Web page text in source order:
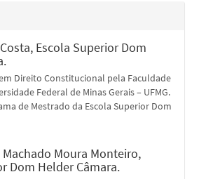
Escola Superior Dom
Direito Constitucional pela Faculdade
Federal de Minas Gerais – UFMG.
de Mestrado da Escola Superior Dom
Moura Monteiro,
Dom Helder Câmara.